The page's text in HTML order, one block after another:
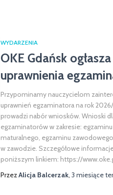
WYDARZENIA
OKE Gdańsk
uprawnienia
Przypominamy nauczycielom
uprawnień egzaminatora na rok
prowadzi nabór wniosków. Wnioski
egzaminatorów w zakresie:
maturalnego, egzaminu
w zawodzie. Szczegółowe
poniższym linkiem: https://
PrzezAlicja Balcerzak, 3 miesiące